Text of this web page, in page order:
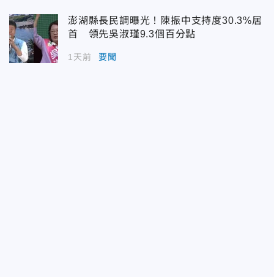
澎湖縣長民調曝光！陳振中支持度30.3%居
首 領先吳淑瑾9.3個百分點
1天前 要聞